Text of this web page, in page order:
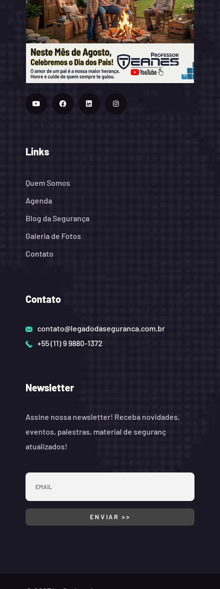
Links
Quem Somos
Agenda
Blog da Segurança
Galeria de Fotos
Contato
Contato
contato@legadodaseguranca.com.br
+55 (11) 9 9880-1372
Newsletter
Assine nossa newsletter! Receba novidades,
eventos, palestras, material de seguranç
atualizados!